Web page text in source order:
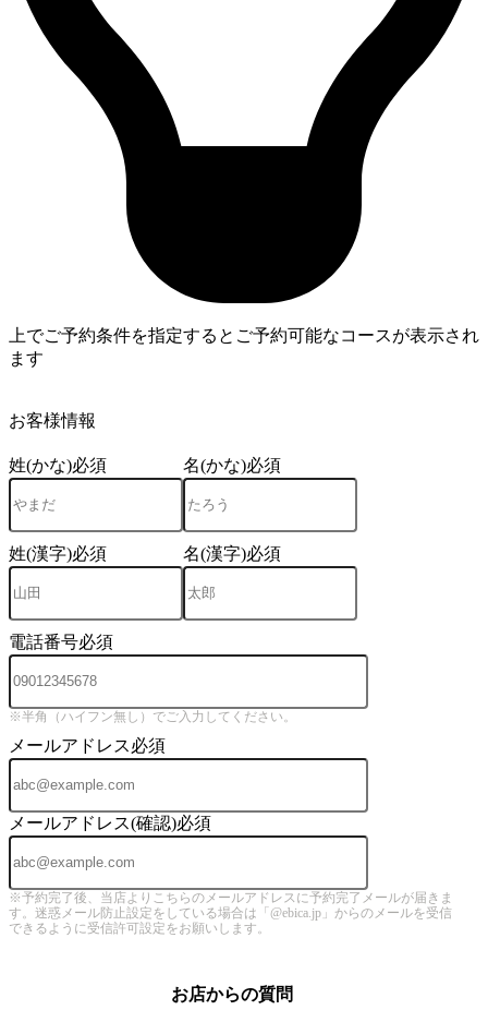
上でご予約条件を指定するとご予約可能なコースが表示され
ます
お客様情報
姓(かな)必須 名(かな)必須
姓(漢字)必須 名(漢字)必須
電話番号必須
※半角（ハイフン無し）でご入力してください。
メールアドレス必須
メールアドレス(確認)必須
※予約完了後、当店よりこちらのメールアドレスに予約完了メールが届きま
す。迷惑メール防止設定をしている場合は「@ebica.jp」からのメールを受信
できるように受信許可設定をお願いします。
お店からの質問